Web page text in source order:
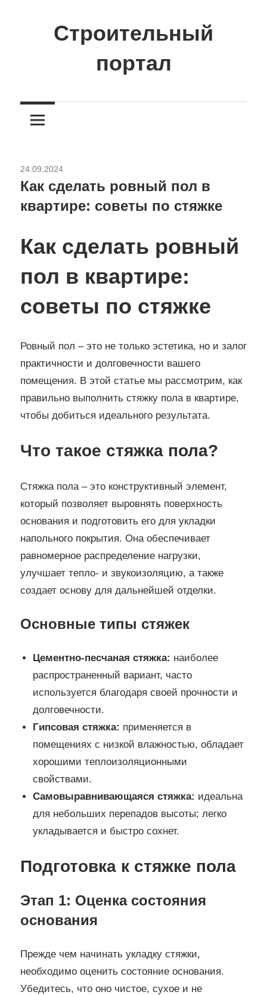
содержимомуСтроительный
портал
о
стройке
24.09.2024
Как сделать ровный пол в
квартире: советы по стяжке
Как сделать ровный
пол в квартире:
советы по стяжке
Ровный пол – это не только эстетика, но и залог
практичности и долговечности вашего
помещения. В этой статье мы рассмотрим, как
правильно выполнить стяжку пола в квартире,
чтобы добиться идеального результата.
Что такое стяжка пола?
Стяжка пола – это конструктивный элемент,
который позволяет выровнять поверхность
основания и подготовить его для укладки
напольного покрытия. Она обеспечивает
равномерное распределение нагрузки,
улучшает тепло- и звукоизоляцию, а также
создает основу для дальнейшей отделки.
Основные типы стяжек
Цементно-песчаная стяжка: наиболее
распространенный вариант, часто
используется благодаря своей прочности и
долговечности.
Гипсовая стяжка: применяется в
помещениях с низкой влажностью, обладает
хорошими теплоизоляционными
свойствами.
Самовыравнивающаяся стяжка: идеальна
для небольших перепадов высоты; легко
укладывается и быстро сохнет.
Подготовка к стяжке пола
Этап 1: Оценка состояния
основания
Прежде чем начинать укладку стяжки,
необходимо оценить состояние основания.
Убедитесь, что оно чистое, сухое и не